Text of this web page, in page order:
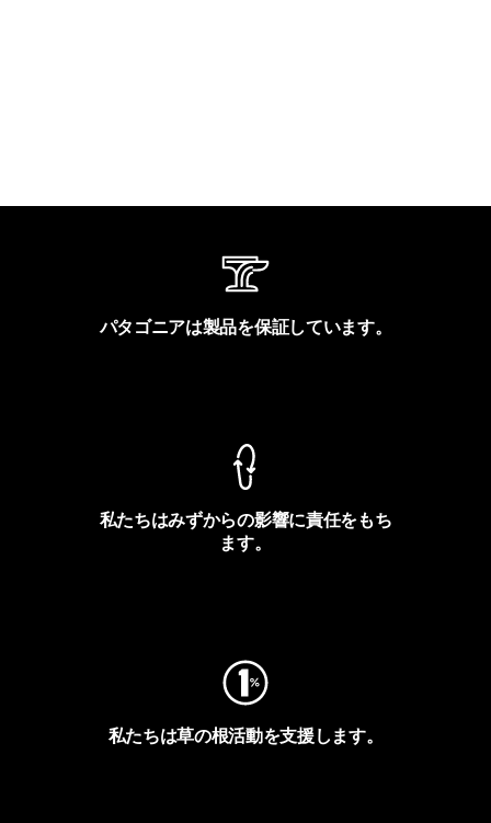
パタゴニアは製品を保証しています。
私たちはみずからの影響に責任をもち
ます。
私たちは草の根活動を支援します。